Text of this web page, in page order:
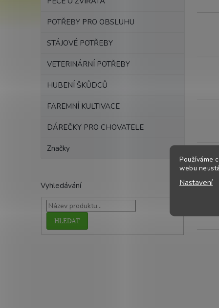
Používáme
webu
Nastavení
POTŘEBY PRO OBSLUHU
STÁJOVÉ POTŘEBY
VETERINÁRNÍ POTŘEBY
HUBENÍ ŠKŮDCŮ
FAREMNÍ KULTIVACE
DÁREČKY PRO CHOVATELE
Značky
Vyhledávání
HLEDAT